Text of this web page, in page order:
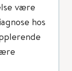
være
hos